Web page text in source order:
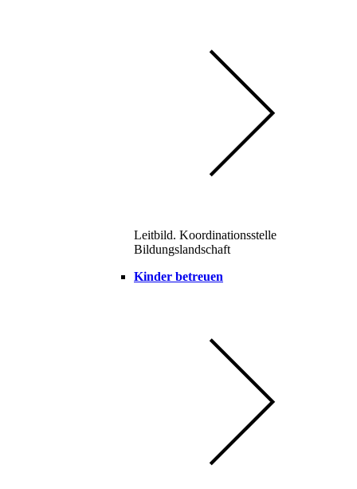
Leitbild. Koordinationsstelle
Bildungslandschaft
Kinder betreuen